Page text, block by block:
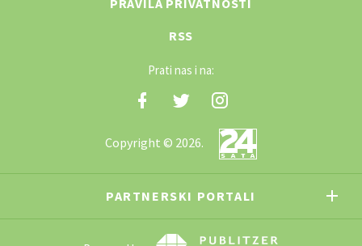
RSS
Prati nas i na:
Copyright © 2026.
PARTNERSKI PORTALI